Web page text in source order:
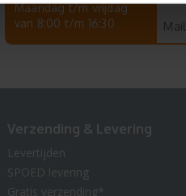
Maandag t/m vrijdag
van 8:00 t/m 16:30
Verzending & Levering
Levertijden
SPOED levering
Gratis verzending*